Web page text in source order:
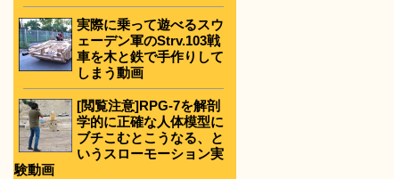
実際に乗って遊べるスウ
ェーデン軍のStrv.103戦
車を木と鉄で手作りして
しまう動画
[閲覧注意]RPG-7を解剖
学的に正確な人体模型に
ブチこむとこうなる、と
いうスローモーション実
験動画